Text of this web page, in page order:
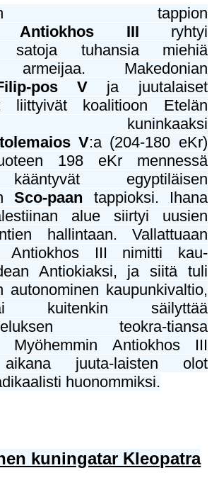
tappion
Antiokhos III ryhtyi
satoja tuhansia miehiä
armeijaa. Makedonian
pos V ja juutalaiset
liittyivät koalitioon Etelän
kuninkaaksi
V:a (204-180 eKr)
198 eKr mennessä
egyptiläisen
Sco-paan tappioksi. Ihana
alue siirtyi uusien
hallintaan. Vallattuaan
Antiokhos III nimitti kau-
Antiokiaksi, ja siitä tuli
autonominen kaupunkivaltio,
kuitenkin säilyttää
teokra-tiansa
Myöhemmin Antiokhos III
juuta-laisten olot
huonommiksi.
kuningatar Kleopatra